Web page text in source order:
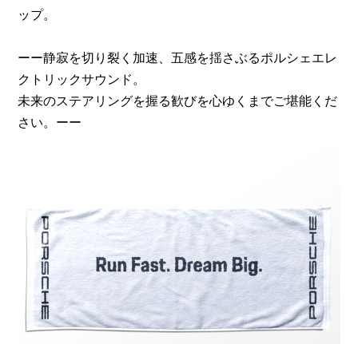
ップ。
ーー静寂を切り裂く加速、五感を揺さぶるポルシェエレ
クトリックサウンド。
未来のステアリングを握る歓びを心ゆくまでご堪能くだ
さい。ーー